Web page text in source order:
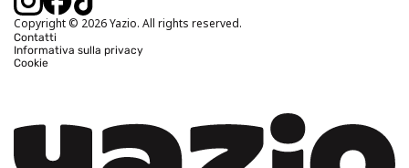
Copyright © 2026 Yazio. All rights reserved.
Contatti
Informativa sulla privacy
Cookie